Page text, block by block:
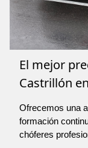
El mejor
Castrillón
Ofrecemos una
formación
chóferes